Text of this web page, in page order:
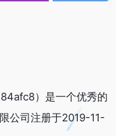
）是一个优秀的
公司注册于2019-11-